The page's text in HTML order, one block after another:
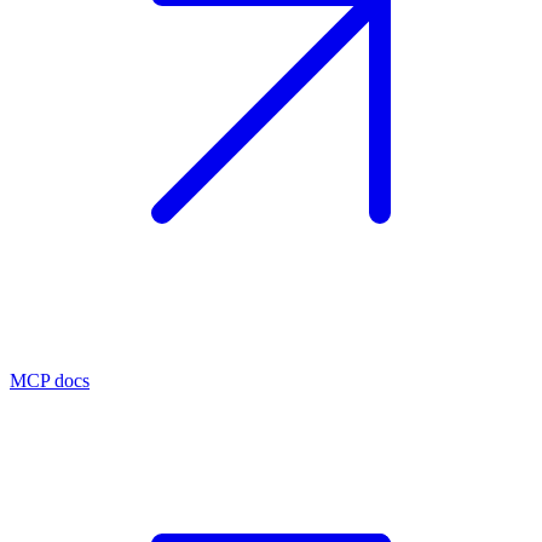
MCP docs